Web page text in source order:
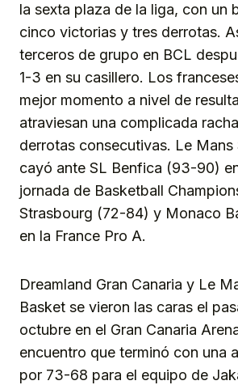
la sexta plaza de la liga, con un
cinco victorias y tres derrotas.
terceros de grupo en BCL
1-3 en su casillero. Los
mejor momento a nivel de
atraviesan una complicada
derrotas consecutivas. Le Mans
cayó ante SL Benfica (93-90)
jornada de Basketball
Strasbourg (72-84) y Monaco
en la France Pro A.
Dreamland Gran Canaria y Le
Basket se vieron las caras el
octubre en el Gran Canaria
encuentro que terminó con una
por 73-68 para el equipo de